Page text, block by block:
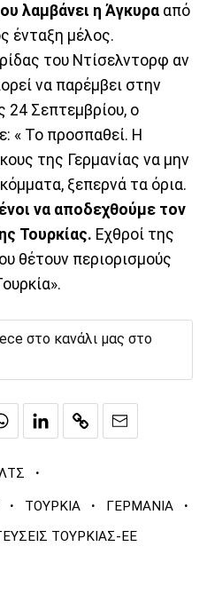
λαμβάνει η Άγκυρα από
ένταξη μέλος.
του Ντίσελντορφ αν
να παρέμβει στην
24 Σεπτεμβρίου, ο
« Το προσπαθεί. Η
της Γερμανίας να μην
ξεπερνά τα όρια.
να αποδεχθούμε τον
Τουρκίας. Εχθροί της
θέτουν περιορισμούς
στο κανάλι μας στο
·
· ΤΟΥΡΚΙΑ · ΓΕΡΜΑΝΙΑ ·
ΤΟΥΡΚΙΑΣ-ΕΕ